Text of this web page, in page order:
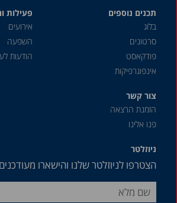
תכנים נוספים
בלוג
סרטונים
פודקאסט
אינפוגרפיקות
פעילות
אירועים
השפעה
הודעות
צור קשר
הזמנת הרצאה
פנו אלינו
ניוזלטר
הצטרפו לניוזלטר שלנו והישארו